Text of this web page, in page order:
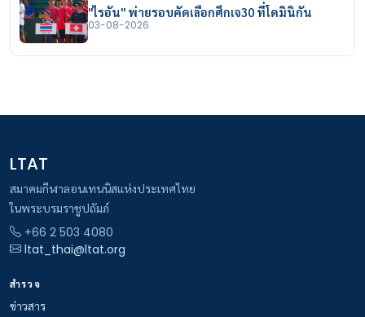
"ไรอัน" พ่ายรอบคัดเลือกศึกเจ30 ที่โดมินิกัน
03-08-2026
LTAT
สมาคมกีฬาลอนเทนนิสแห่งประเทศไทย
ในพระบรมราชูปถัมภ์
+66 2 503 4080
ltat_thai@ltat.org
สำรวจ
ข่าวสาร